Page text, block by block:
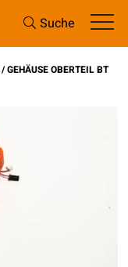
Suche
/ GEHÄUSE OBERTEIL BT